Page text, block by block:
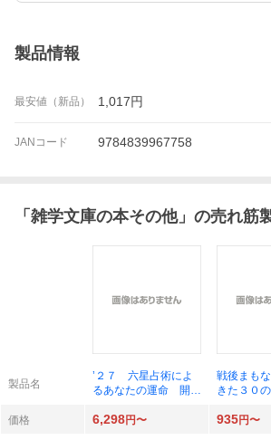
製品情報
最安値（新品） 1,017円
JANコード 9784839967758
「 雑学文庫の本その他」の売れ筋
製品名
’２７ 六星占術によ
るあなたの運命 開運
戦後まも
きた３０
謎 （鉄人
価格 6,298円〜 935円〜